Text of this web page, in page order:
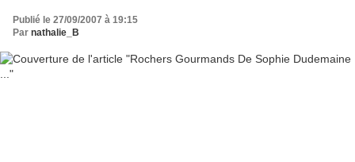
Publié le 27/09/2007 à 19:15
Par nathalie_B